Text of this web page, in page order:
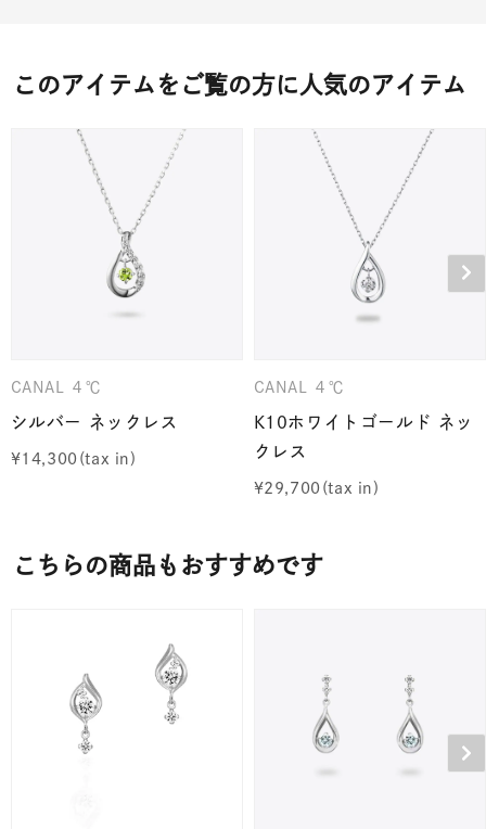
このアイテムをご覧の方に人気のアイテム
CANAL ４℃
シルバー ネックレス
¥14,300
CANAL ４℃
K10ホワイトゴールド ネッ
クレス
¥29,700
こちらの商品もおすすめです